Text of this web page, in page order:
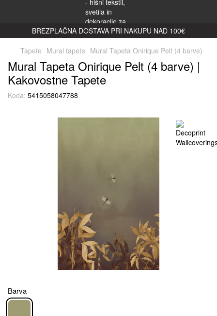
BREZPLAČNA DOSTAVA PRI NAKUPU NAD 100€
Tapete Mural tapete Mural Tapeta Onirique Pelt (4 barve)
Mural Tapeta Onirique Pelt (4 barve) |
Kakovostne Tapete
Koda: 5415058047788
Barva